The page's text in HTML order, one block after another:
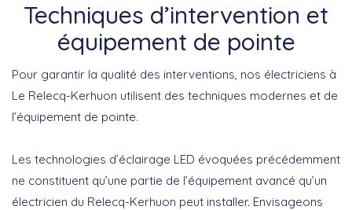
Techniques d’intervention et
équipement de pointe
Pour garantir la qualité des interventions, nos électriciens à
Le Relecq-Kerhuon utilisent des techniques modernes et de
l’équipement de pointe.
Les technologies d’éclairage LED évoquées précédemment
ne constituent qu’une partie de l’équipement avancé qu’un
électricien du Relecq-Kerhuon peut installer. Envisageons